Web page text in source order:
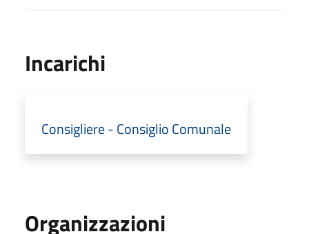
Incarichi
Consigliere - Consiglio Comunale
Organizzazioni